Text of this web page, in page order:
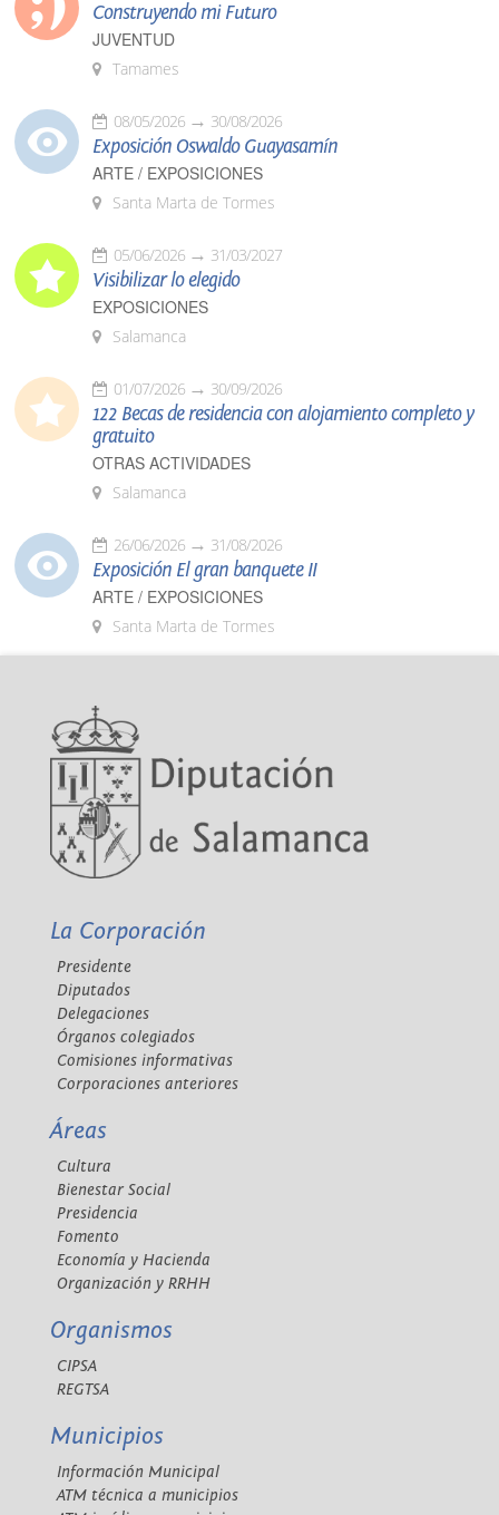
Construyendo mi Futuro
JUVENTUD
Tamames
08/05/2026 30/08/2026
Exposición Oswaldo Guayasamín
ARTE / EXPOSICIONES
Santa Marta de Tormes
05/06/2026 31/03/2027
Visibilizar lo elegido
EXPOSICIONES
Salamanca
01/07/2026 30/09/2026
122 Becas de residencia con alojamiento completo y
gratuito
OTRAS ACTIVIDADES
Salamanca
26/06/2026 31/08/2026
Exposición El gran banquete II
ARTE / EXPOSICIONES
Santa Marta de Tormes
La Corporación
Presidente
Diputados
Delegaciones
Órganos colegiados
Comisiones informativas
Corporaciones anteriores
Áreas
Cultura
Bienestar Social
Presidencia
Fomento
Economía y Hacienda
Organización y RRHH
Organismos
CIPSA
REGTSA
Municipios
Información Municipal
ATM técnica a municipios